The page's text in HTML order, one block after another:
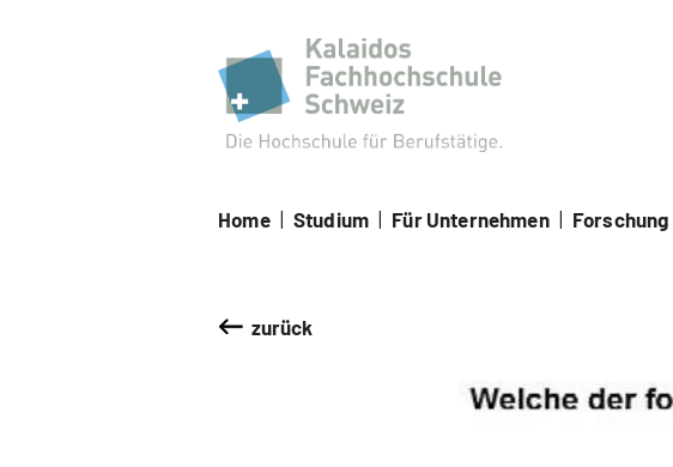
Home Studium Für Unternehmen Forschung
zurück